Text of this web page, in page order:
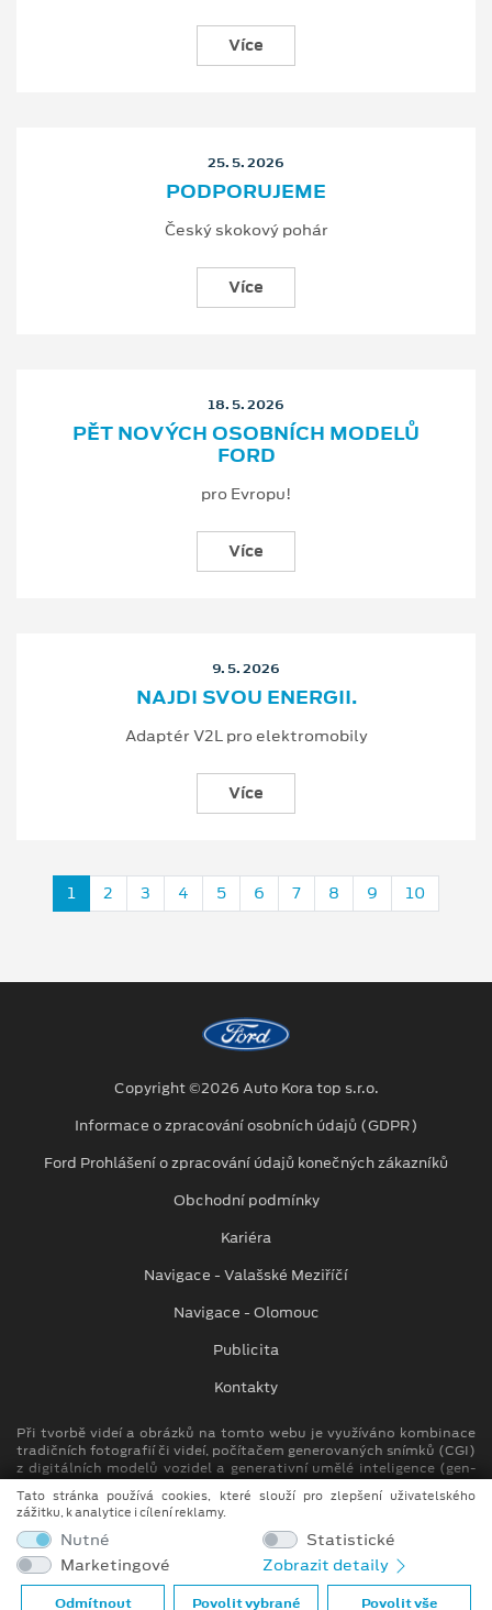
Více
25. 5. 2026
PODPORUJEME
Český skokový pohár
Více
18. 5. 2026
PĚT NOVÝCH OSOBNÍCH MODELŮ
FORD
pro Evropu!
Více
9. 5. 2026
NAJDI SVOU ENERGII.
Adaptér V2L pro elektromobily
Více
1 2 3 4 5 6 7 8 9 10
Copyright ©2026 Auto Kora top s.r.o.
Informace o zpracování osobních údajů (GDPR)
Ford Prohlášení o zpracování údajů konečných zákazníků
Obchodní podmínky
Kariéra
Navigace - Valašské Meziříčí
Navigace - Olomouc
Publicita
Kontakty
Při tvorbě videí a obrázků na tomto webu je využíváno kombinace
tradičních fotografií či videí, počítačem generovaných snímků (CGI)
z digitálních modelů vozidel a generativní umělé inteligence (gen-
Auto Kora top s.r.o.
M. Alše 780, Krásno nad Bečvou
757 01 Valašské Meziříčí
info.vm@autokora.cz
Tato stránka používá cookies, které slouží pro zlepšení uživatelského
zážitku, k analytice i cílení reklamy.
Nutné
Statistické
Marketingové
Zobrazit detaily
Odmítnout Povolit vybrané Povolit vše